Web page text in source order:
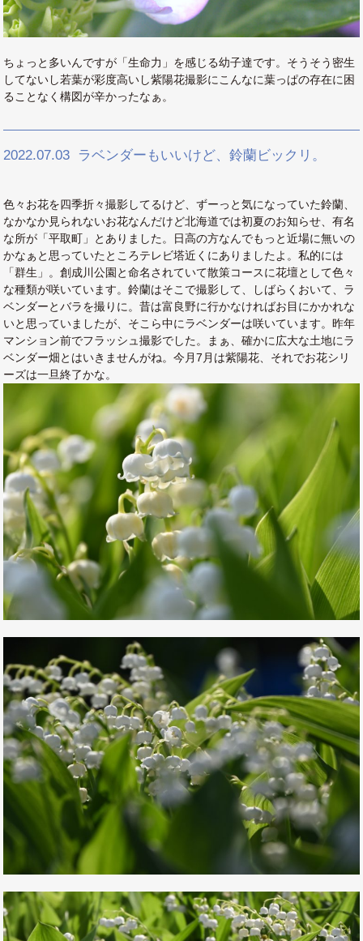
ちょっと多いんですが「生命力」を感じる幼子達です。そうそう密生
してないし若葉が彩度高いし紫陽花撮影にこんなに葉っぱの存在に困
ることなく構図が辛かったなぁ。
2022.07.03 ラベンダーもいいけど、鈴蘭ビックリ。
色々お花を四季折々撮影してるけど、ずーっと気になっていた鈴蘭、
なかなか見られないお花なんだけど北海道では初夏のお知らせ、有名
な所が「平取町」とありました。日高の方なんでもっと近場に無いの
かなぁと思っていたところテレビ塔近くにありましたよ。私的には
「群生」。創成川公園と命名されていて散策コースに花壇として色々
な種類が咲いています。鈴蘭はそこで撮影して、しばらくおいて、ラ
ベンダーとバラを撮りに。昔は富良野に行かなければお目にかかれな
いと思っていましたが、そこら中にラベンダーは咲いています。昨年
マンション前でフラッシュ撮影でした。まぁ、確かに広大な土地にラ
ベンダー畑とはいきませんがね。今月7月は紫陽花、それでお花シリ
ーズは一旦終了かな。